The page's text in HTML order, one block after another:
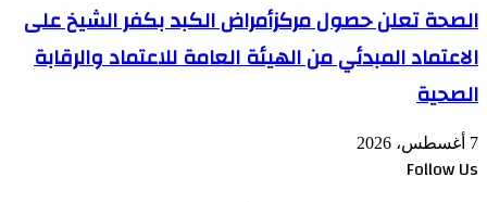
الصحة تعلن حصول مركزأمراض الكبد بكفر الشيخ على
الاعتماد المبدئي من الهيئة العامة للاعتماد والرقابة
الصحية
7 أغسطس، 2026
Follow Us